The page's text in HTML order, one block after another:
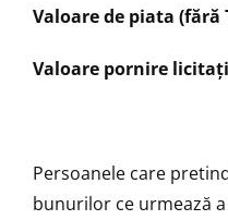
Valoare de piata (fără
Valoare pornire
Persoanele care
bunurilor ce urmează